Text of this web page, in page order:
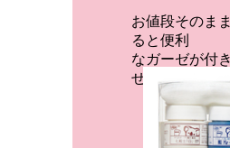
お値段そのま
ると便利
なガーゼが付
ぜひ、藍と白